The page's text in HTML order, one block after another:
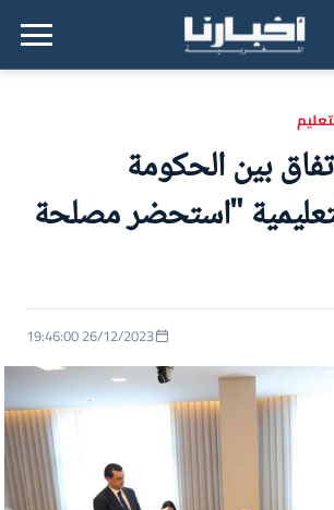
القائمة الرئيسية
بين الحكومة
"استحضر مصلحة
26/12/2023 19:46:00